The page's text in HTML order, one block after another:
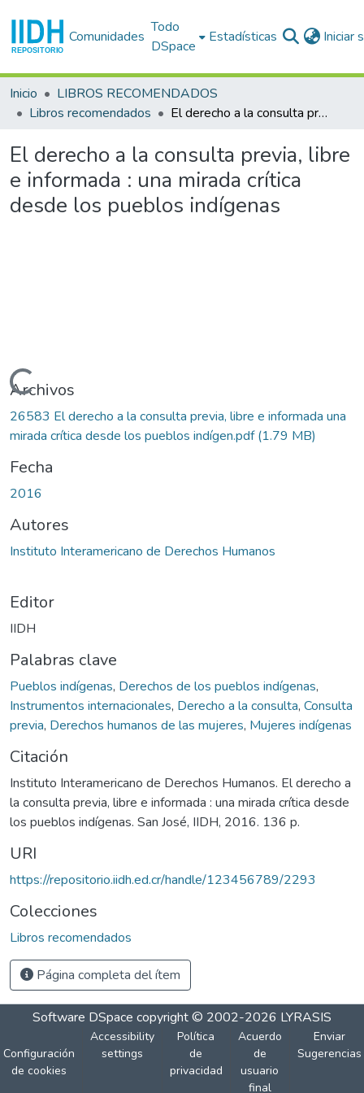
Comunidades
Todo
DSpace
Estadísticas Iniciar
Inicio
LIBROS RECOMENDADOS
Libros recomendados
El derecho a la consulta previa, libre e informada : una mirada crítica desde los pueblos indígenas
El derecho a la consulta previa, libre
e informada : una mirada crítica
desde los pueblos indígenas
Cargando...
Archivos
26583 El derecho a la consulta previa, libre e informada una
mirada crítica desde los pueblos indígen.pdf(1.79 MB)
Fecha
2016
Autores
Instituto Interamericano de Derechos Humanos
Editor
IIDH
Palabras clave
Pueblos indígenas, Derechos de los pueblos indígenas,
Instrumentos internacionales, Derecho a la consulta, Consulta
previa, Derechos humanos de las mujeres, Mujeres indígenas
Citación
Instituto Interamericano de Derechos Humanos. El derecho a
la consulta previa, libre e informada : una mirada crítica desde
los pueblos indígenas. San José, IIDH, 2016. 136 p.
URI
https://repositorio.iidh.ed.cr/handle/123456789/2293
Colecciones
Libros recomendados
Página completa del ítem
Software DSpace copyright © 2002-2026 LYRASIS
Configuración
de cookies
Accessibility
settings
Política
de
privacidad
Acuerdo
de
usuario
final
Enviar
Sugerencias